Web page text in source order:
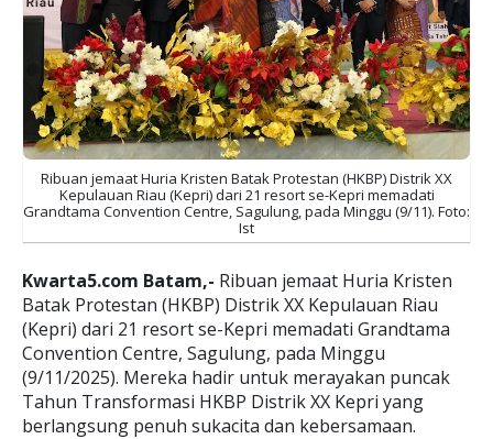
Ribuan jemaat Huria Kristen Batak Protestan (HKBP) Distrik XX
Kepulauan Riau (Kepri) dari 21 resort se-Kepri memadati
Grandtama Convention Centre, Sagulung, pada Minggu (9/11). Foto:
Ist
Kwarta5.com Batam,- Ribuan jemaat Huria Kristen
Batak Protestan (HKBP) Distrik XX Kepulauan Riau
(Kepri) dari 21 resort se-Kepri memadati Grandtama
Convention Centre, Sagulung, pada Minggu
(9/11/2025). Mereka hadir untuk merayakan puncak
Tahun Transformasi HKBP Distrik XX Kepri yang
berlangsung penuh sukacita dan kebersamaan.